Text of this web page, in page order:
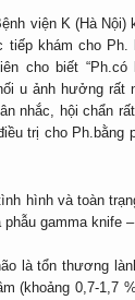
viện K (Hà Nội)
khám cho
cho biết
u ảnh hưởng rất
nhắc, hội chẩn
trị cho Ph.bằng
hình và toàn
gamma knife
là tổn thương
(khoảng 0,7-1,7